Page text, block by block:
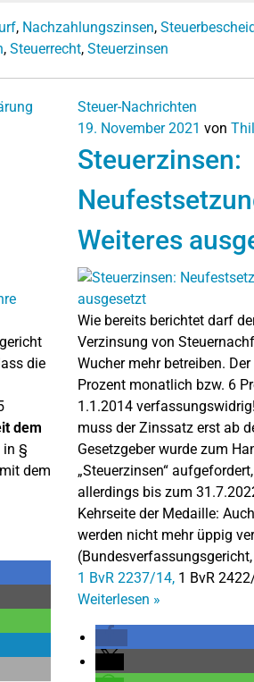
, Nachzahlungszinsen,
, Steuerrecht, Steuerzinsen
die
dem
in §
dem
Steuer-Nachrichten
19. November 2021 von
Steuerzinsen:
Weiteres
Wie bereits berichtet darf
Verzinsung von
Wucher mehr betreiben.
Prozent monatlich bzw. 6
1.1.2014
muss der Zinssatz erst ab
Gesetzgeber wurde zum
„Steuerzinsen“
allerdings bis zum
Kehrseite der Medaille:
werden nicht mehr üppig
(Bundesverfassungsgericht,
1 BvR 2237/14, 1 BvR
Weiterlesen »